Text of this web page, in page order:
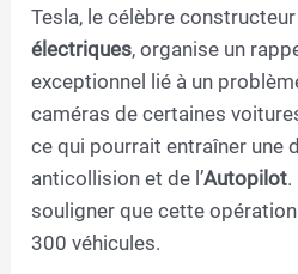
Tesla, le célèbre
électriques, organise un
exceptionnel lié à un
caméras de certaines
ce qui pourrait entraîner une
anticollision et de l’Autopilot.
souligner que cette
300 véhicules.